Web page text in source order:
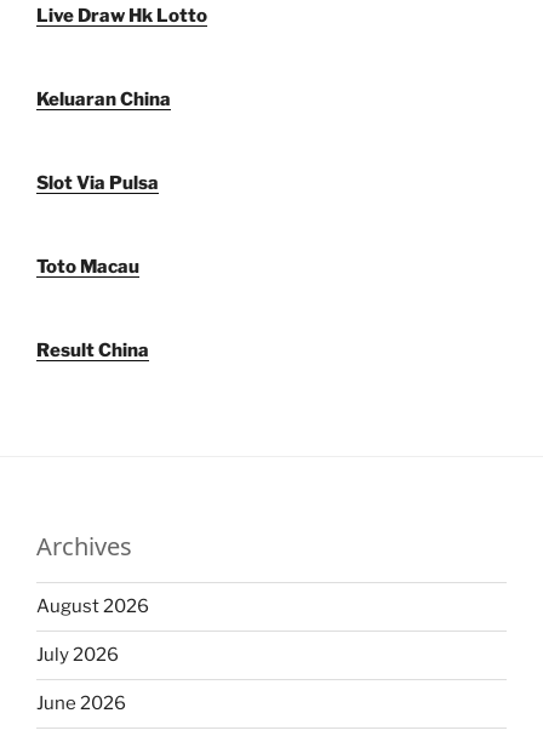
Live Draw Hk Lotto
Keluaran China
Slot Via Pulsa
Toto Macau
Result China
Archives
August 2026
July 2026
June 2026